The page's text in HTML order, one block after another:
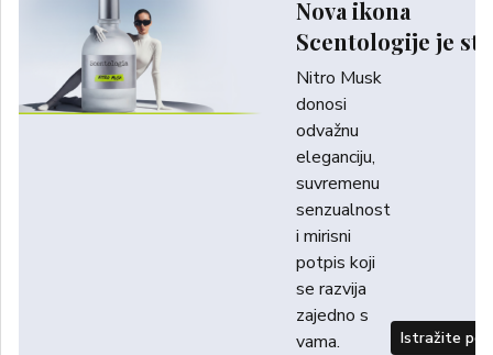
Nova ikona
Scentologije je
Nitro Musk
donosi
odvažnu
eleganciju,
suvremenu
senzualnost
i mirisni
potpis koji
se razvija
zajedno s
vama.
Istražite